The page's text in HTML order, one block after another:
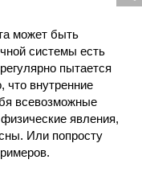
может быть
системы есть
пытается
что внутренние
всевозможные
явления,
Или попросту